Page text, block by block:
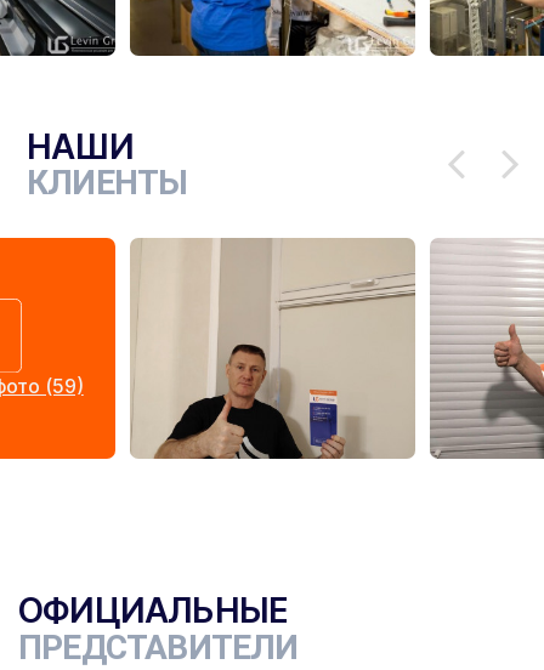
НАШИ
КЛИЕНТЫ
(59)
ОФИЦИАЛЬНЫЕ
ПРЕДСТАВИТЕЛИ